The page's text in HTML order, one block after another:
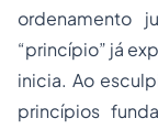
ordenamento
“princípio” já
inicia. Ao
princípios